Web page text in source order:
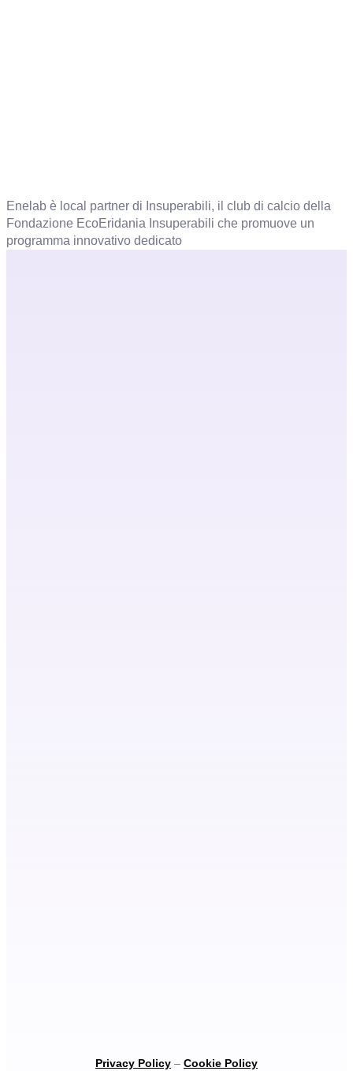
Enelab è local partner di Insuperabili, il club di calcio della
Fondazione EcoEridania Insuperabili che promuove un
programma innovativo dedicato
Privacy Policy – Cookie Policy